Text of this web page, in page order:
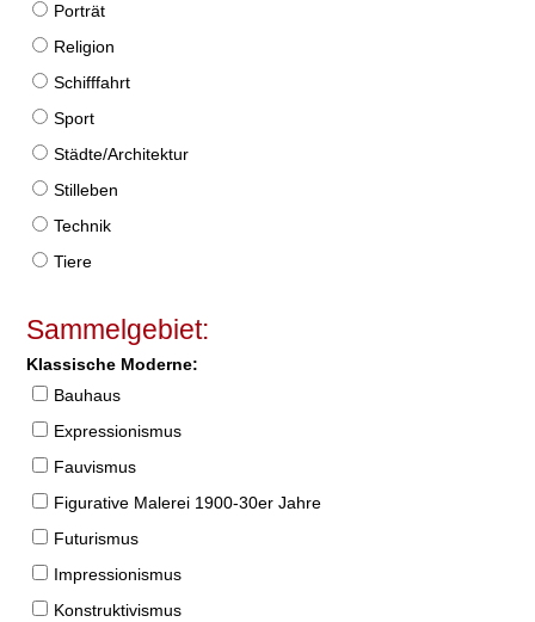
Porträt
Religion
Schifffahrt
Sport
Städte/Architektur
Stilleben
Technik
Tiere
Sammelgebiet:
Klassische Moderne:
Bauhaus
Expressionismus
Fauvismus
Figurative Malerei 1900-30er Jahre
Futurismus
Impressionismus
Konstruktivismus